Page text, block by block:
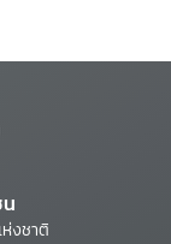
งชาติ